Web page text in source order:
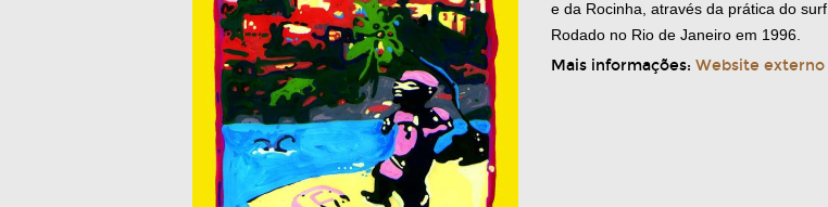
e da Rocinha, através da prática do surf.
Rodado no Rio de Janeiro em 1996.
Mais informações: Website externo